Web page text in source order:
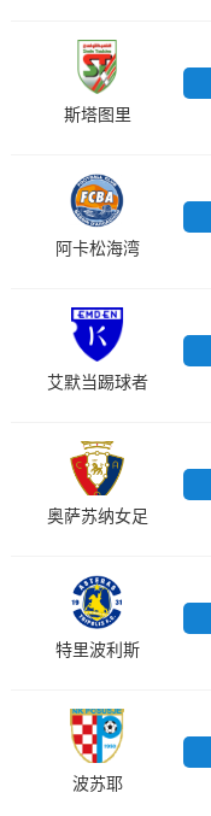
斯塔图里
阿卡松海湾
艾默当踢球者
奥萨苏纳女足
特里波利斯
波苏耶